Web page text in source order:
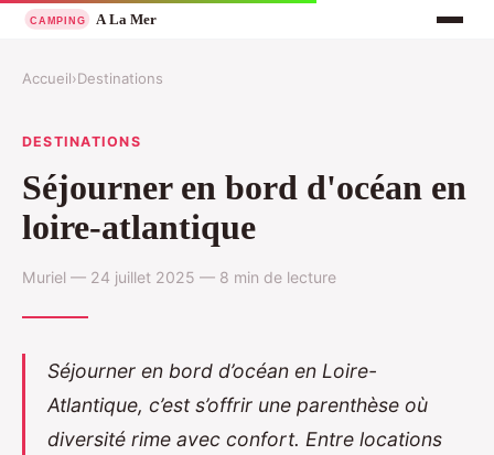
Accueil›Destinations
DESTINATIONS
Séjourner en bord d'océan en
loire-atlantique
Muriel — 24 juillet 2025 — 8 min de lecture
Séjourner en bord d’océan en Loire-
Atlantique, c’est s’offrir une parenthèse où
diversité rime avec confort. Entre locations